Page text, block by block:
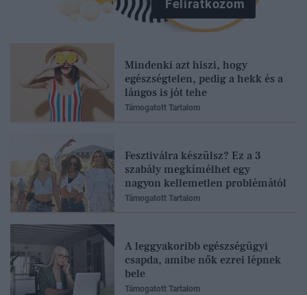
Feliratkozom
Mindenki azt hiszi, hogy
egészségtelen, pedig a hekk és a
lángos is jót tehe
Támogatott Tartalom
Fesztiválra készülsz? Ez a 3
szabály megkímélhet egy
nagyon kellemetlen problémától
Támogatott Tartalom
A leggyakoribb egészségügyi
csapda, amibe nők ezrei lépnek
bele
Támogatott Tartalom